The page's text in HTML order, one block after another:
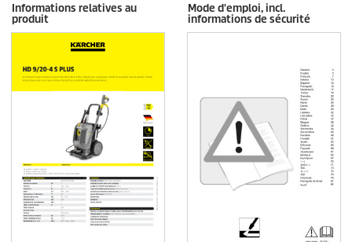
Informations relatives au
produit
Mode d'emploi, incl.
informations de sécurité